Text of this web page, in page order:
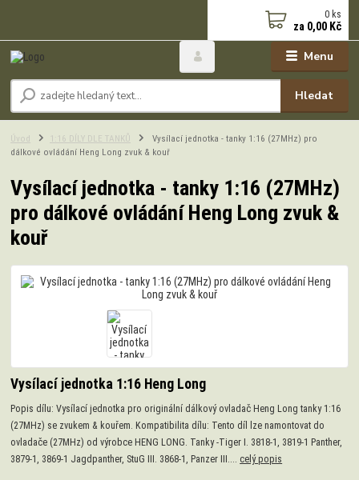
Menu
Hledat
0 ks
za 0,00 Kč
Úvod 1:16 DÍLY DLE TANKŮ
Vysílací jednotka - tanky 1:16 (27MHz) pro
dálkové ovládání Heng Long zvuk & kouř
Vysílací jednotka - tanky 1:16 (27MHz)
pro dálkové ovládání Heng Long zvuk &
kouř
Vysílací jednotka 1:16 Heng Long
Popis dílu: Vysílací jednotka pro originální dálkový ovladač Heng Long tanky 1:16
(27MHz) se zvukem & kouřem. Kompatibilita dílu: Tento díl lze namontovat do
ovladače (27MHz) od výrobce HENG LONG. Tanky -Tiger I. 3818-1, 3819-1 Panther,
3879-1, 3869-1 Jagdpanther, StuG III. 3868-1, Panzer III.... celý popis